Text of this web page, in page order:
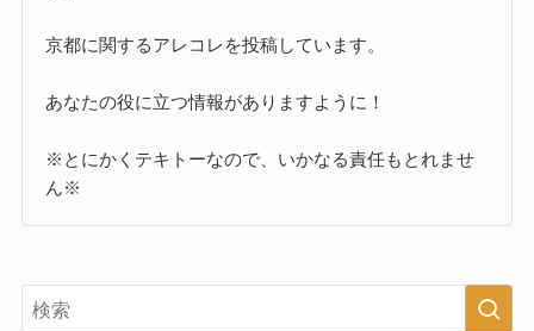
京都に関するアレコレを投稿しています。
あなたの役に立つ情報がありますように！
※とにかくテキトーなので、いかなる責任もとれませ
ん※